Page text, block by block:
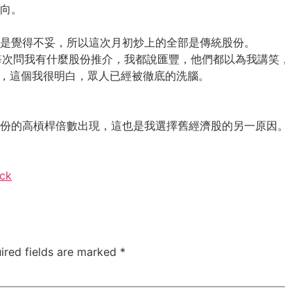
。
得不妥，所以這次月初炒上的全部是傳統股份。
問我有什麼股份推介，我都說匯豐，他們都以為我講
個我很明白，眾人已經被徹底的洗腦。
高槓桿倍數出現，這也是我選擇舊經濟股的另一原因。
fields are marked *